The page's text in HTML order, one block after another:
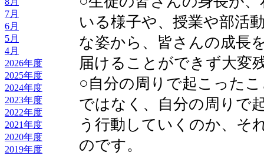
7月
6月
5月
4月
2026年度
2025年度
2024年度
2023年度
2022年度
2021年度
2020年度
2019年度
いる様子や、授業や部活
な姿から、皆さんの成長
届けることができず大変
○自分の周りで起こった
ではなく、自分の周りで
う行動していくのか、そ
のです。